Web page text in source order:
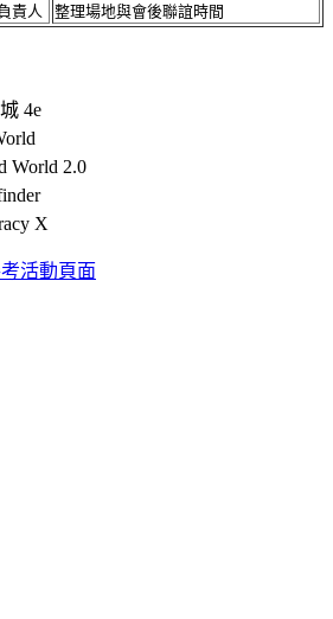
責人 整理場地與會後聯誼時間
4e
World 2.0
X
活動頁面